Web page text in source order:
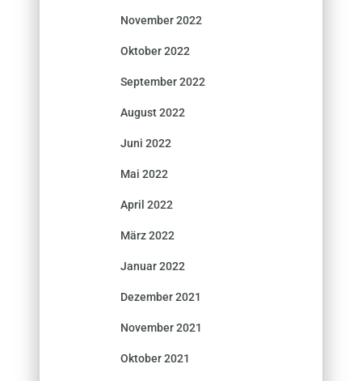
November 2022
Oktober 2022
September 2022
August 2022
Juni 2022
Mai 2022
April 2022
März 2022
Januar 2022
Dezember 2021
November 2021
Oktober 2021